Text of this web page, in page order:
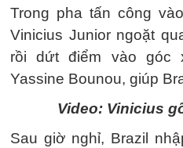
Trong pha tấn công
Vinicius Junior ngoặt
rồi dứt điểm vào góc
Yassine Bounou, giúp
Video: Vinicius
Sau giờ nghỉ, Brazil